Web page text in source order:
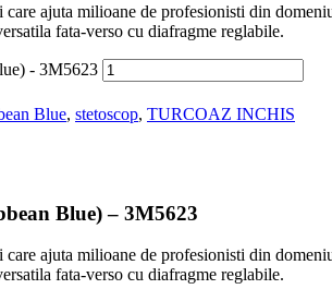
ajuta milioane de profesionisti din
fata-verso cu diafragme reglabile.
- 3M5623
Blue, stetoscop, TURCOAZ INCHIS
Blue) – 3M5623
ajuta milioane de profesionisti din
fata-verso cu diafragme reglabile.